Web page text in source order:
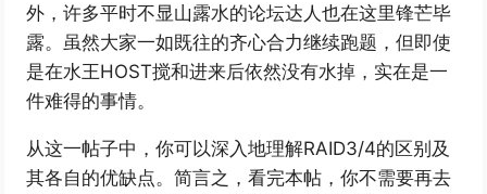
外，许多平时不显山露水的论坛达人也在这里锋芒毕
露。虽然大家一如既往的齐心合力继续跑题，但即使
是在水王HOST搅和进来后依然没有水掉，实在是一
件难得的事情。
从这一帖子中，你可以深入地理解RAID3/4的区别及
其各自的优缺点。简言之，看完本帖，你不需要再去